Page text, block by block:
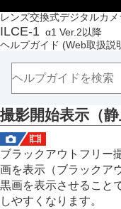
レンズ交換式デジタルカメ
ILCE-1 α1 Ver.2以降
ヘルプガイド (Web取扱説
トップページ
ヘルプガイドの使いかた
本体と付属品を確認する
本機の基本操作
準備/基本的な撮影
MENU一覧から機能を探す
撮影機能を活用する
この章の目次
撮影モードを選
フォーカス（ピ
撮影開始表示（静
ブラックアウトフリー
画を表示（ブラックア
黒画を表示させること
しやすくなります。